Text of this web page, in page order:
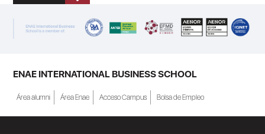
ENAE INTERNATIONAL BUSINESS SCHOOL
Área alumni Área Enae Acceso Campus Bolsa de Empleo